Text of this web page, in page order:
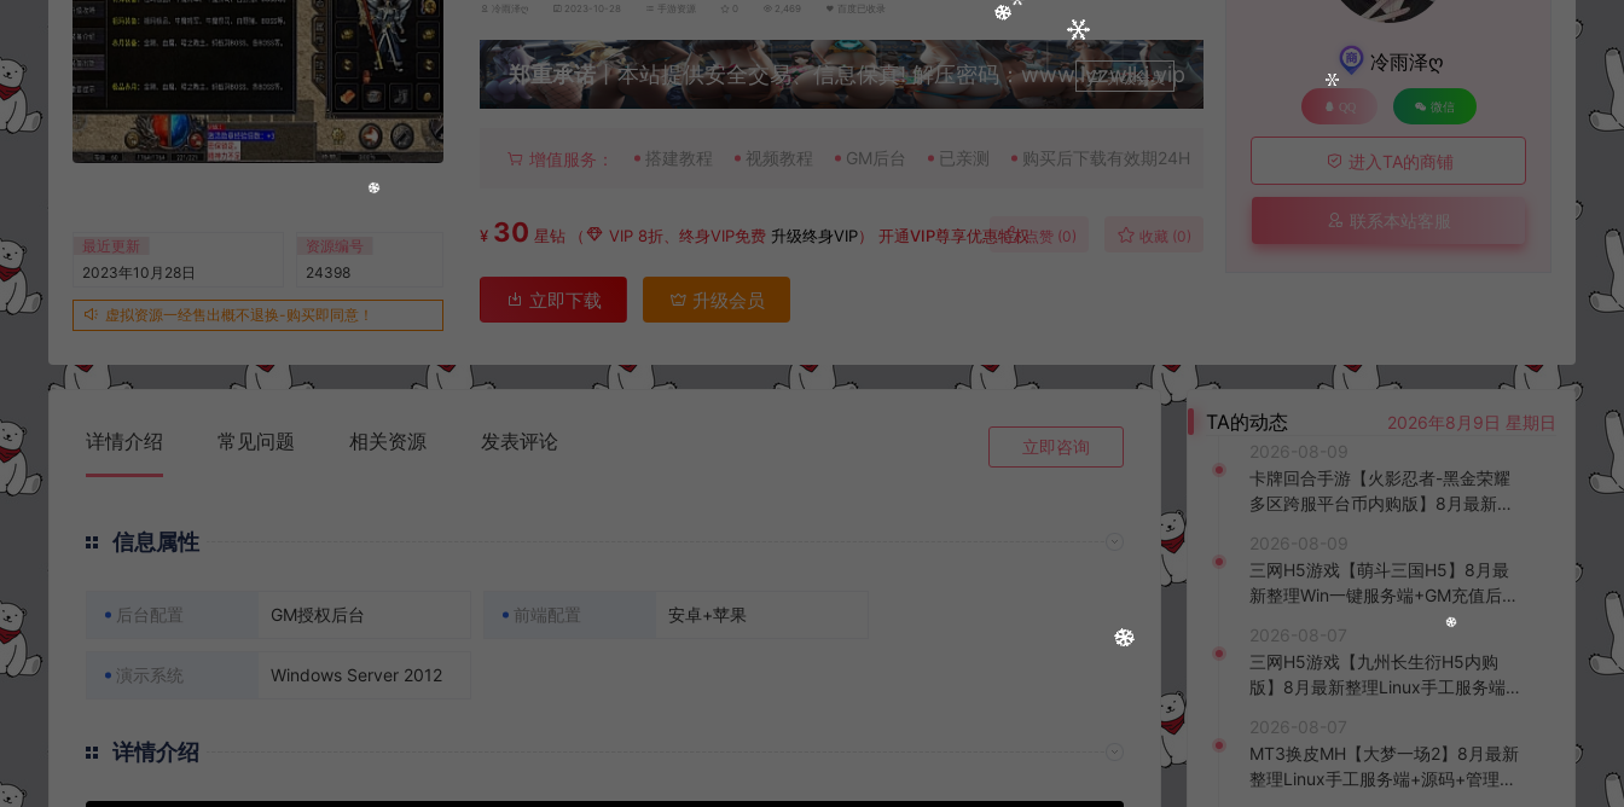
最近更新
2023年10月28日
资源编号
24398
虚拟资源一经售出概不退换-购买即同意！
冷雨泽ღ 2023-10-28 手游资源 0 2,469 百度已收录
郑重承诺丨本站提供安全交易、信息保真! 解压密码：www.lyzwlkj.vip
升级会员
增值服务： 搭建教程 视频教程 GM后台 已亲测 购买后下载有效期24H
¥ 30 星钻 （ VIP 8折、终身VIP免费 升级终身VIP）开通VIP尊享优惠特权点赞 (0) 收藏 (0)
立即下载 升级会员
冷雨泽ღ
QQ 微信
进入TA的商铺
联系本站客服
详情介绍 常见问题 相关资源 发表评论 立即咨询
信息属性
后台配置 GM授权后台 前端配置 安卓+苹果
演示系统 Windows Server 2012
详情介绍
TA的动态
2026年8月9日 星期日
2026-08-09
卡牌回合手游【火影忍者-黑金荣耀
多区跨服平台币内购版】8月最新整
+安卓+详细搭建教程+视频教程
2026-08-09
三网H5游戏【萌斗三国H5】8月最
新整理Win一键服务端+GM充值后台
+简易安卓客户端+详细搭建教程+视
频教程
2026-08-07
三网H5游戏【九州长生衍H5内购
版】8月最新整理Linux手工服务端
客户端+详细搭建教程+视频教程
2026-08-07
MT3换皮MH【大梦一场2】8月最新
整理Linux手工服务端+源码+管理后